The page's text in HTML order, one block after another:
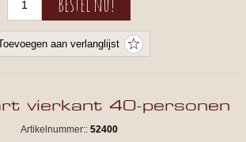
vierkant 40-personen
Artikelnummer:: 52400